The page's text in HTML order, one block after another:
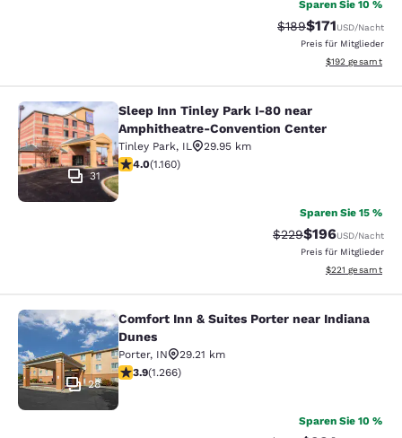
Sparen Sie 10 %
Durchgestrichener
$189Vergünstigter
$171USD/Nacht
Preis für Mitglieder
Geschätzte
$192 gesamt
Sleep Inn Tinley Park I-80 near
31
Sleep Inn Tinley Park I-80 near
Amphitheatre-Convention Center
Tinley Park, IL
29.95 km
4.01-Sterne-Bewertung. Sehr gut. 1160 Bewertungen
4.0(1.160)
Sparen Sie 15 %
Durchgestrichener
$229Vergünstigter
$196USD/Nacht
Preis für Mitglieder
Geschätzte
$221 gesamt
Comfort Inn & Suites Porter near
28
Comfort Inn & Suites Porter near Indiana
Dunes
Porter, IN
29.21 km
3.91-Sterne-Bewertung. Gut. 1266 Bewertungen
3.9(1.266)
Sparen Sie 10 %